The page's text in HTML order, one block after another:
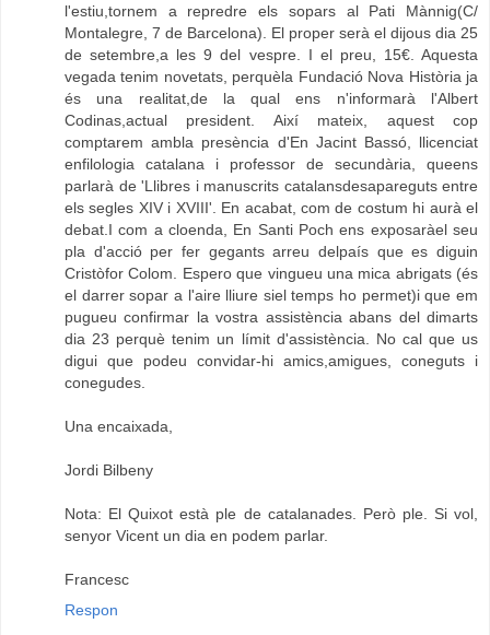
l'estiu,tornem a repredre els sopars al Pati Mànnig(C/
Montalegre, 7 de Barcelona). El proper serà el dijous dia 25
de setembre,a les 9 del vespre. I el preu, 15€. Aquesta
vegada tenim novetats, perquèla Fundació Nova Història ja
és una realitat,de la qual ens n'informarà l'Albert
Codinas,actual president. Així mateix, aquest cop
comptarem ambla presència d'En Jacint Bassó, llicenciat
enfilologia catalana i professor de secundària, queens
parlarà de 'Llibres i manuscrits catalansdesapareguts entre
els segles XIV i XVIII'. En acabat, com de costum hi aurà el
debat.I com a cloenda, En Santi Poch ens exposaràel seu
pla d'acció per fer gegants arreu delpaís que es diguin
Cristòfor Colom. Espero que vingueu una mica abrigats (és
el darrer sopar a l'aire lliure siel temps ho permet)i que em
pugueu confirmar la vostra assistència abans del dimarts
dia 23 perquè tenim un límit d'assistència. No cal que us
digui que podeu convidar-hi amics,amigues, coneguts i
conegudes.
Una encaixada,
Jordi Bilbeny
Nota: El Quixot està ple de catalanades. Però ple. Si vol,
senyor Vicent un dia en podem parlar.
Francesc
Respon